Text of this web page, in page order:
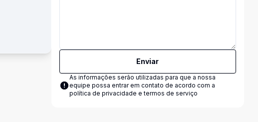
Enviar
As informações serão utilizadas para que a nossa
equipe possa entrar em contato de acordo com a
política de privacidade e termos de serviço